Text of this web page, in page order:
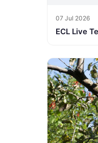
07 Jul 2026
ECL Live